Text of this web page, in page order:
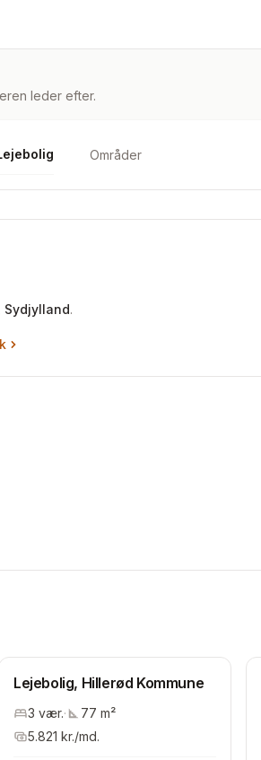
leder efter.
Områder
Sydjylland.
Lejebolig, Hillerød Kommune
3 vær.· 77 m²
5.821 kr./md.